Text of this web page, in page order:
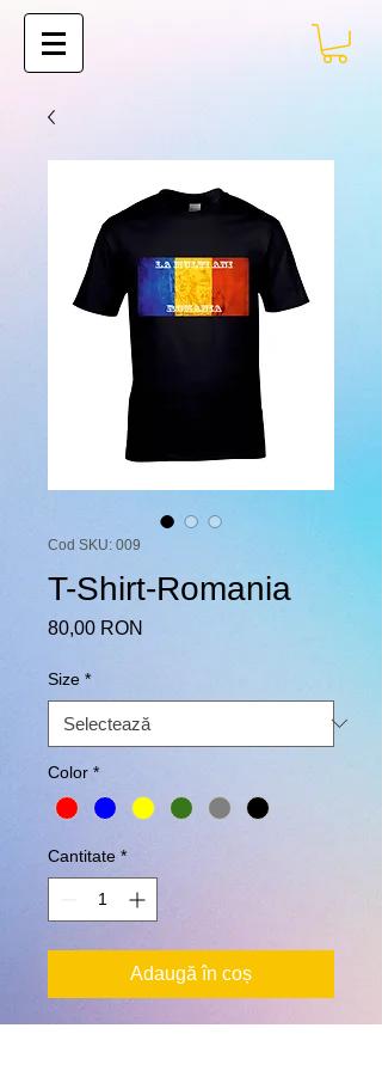
Cod SKU: 009
T-Shirt-Romania
80,00 RON
Size *
Color *
Cantitate *
Adaugă în coș